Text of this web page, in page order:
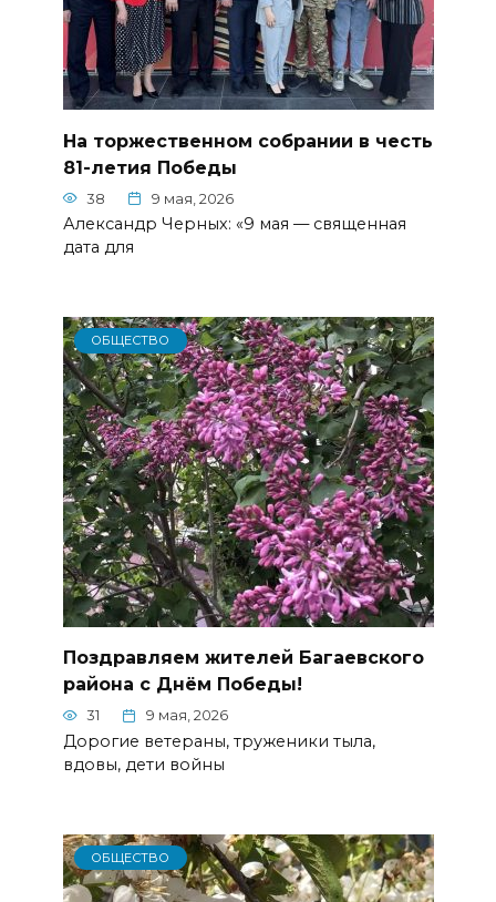
На торжественном собрании в честь
81-летия Победы
38 9 мая, 2026
Александр Черных: «9 мая — священная
дата для
ОБЩЕСТВО
Поздравляем жителей Багаевского
района с Днём Победы!
31 9 мая, 2026
Дорогие ветераны, труженики тыла,
вдовы, дети войны
ОБЩЕСТВО